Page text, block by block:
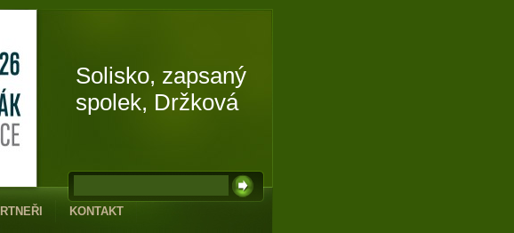
Solisko, zapsaný
spolek, Držková
KONTAKT